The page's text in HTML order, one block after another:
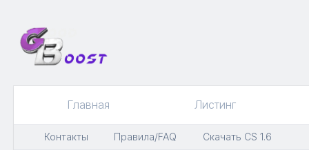
Главная Листинг
Контакты Правила/FAQ Скачать CS 1.6